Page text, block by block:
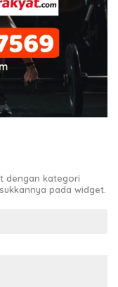
dengan kategori
pada widget.